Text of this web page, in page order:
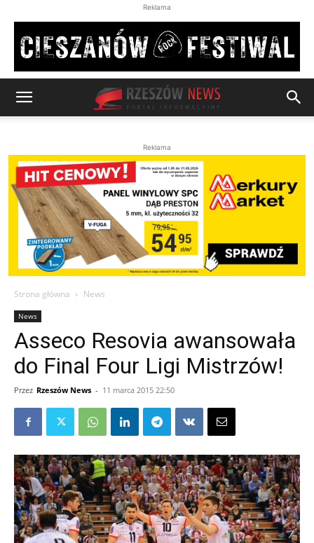
Reklama
Reklama
Strona główna News
News
Asseco Resovia awansowała
do Final Four Ligi Mistrzów!
Przez Rzeszów News - 11 marca 2015 22:50